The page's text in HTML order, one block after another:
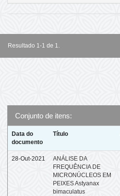
Resultado 1-1 de 1.
Conjunto de itens:
Data do
documento
Título
28-Out-2021
ANÁLISE DA
FREQUÊNCIA DE
MICRONÚCLEOS EM
PEIXES Astyanax
bimaculatus